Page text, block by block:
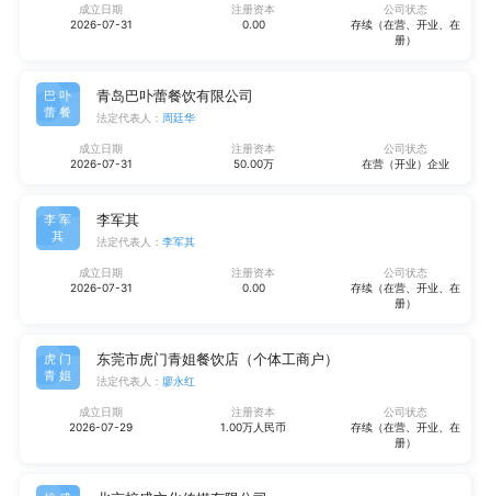
成立日期
2026-07-31
注册资本
0.00
公司状态
存续（在营、开业、在
册）
巴卟
蕾餐
青岛巴卟蕾餐饮有限公司
法定代表人： 周廷华
成立日期
2026-07-31
注册资本
50.00万
公司状态
在营（开业）企业
李军
其
李军其
法定代表人： 李军其
成立日期
2026-07-31
注册资本
0.00
公司状态
存续（在营、开业、在
册）
虎门
青姐
东莞市虎门青姐餐饮店（个体工商户）
法定代表人： 廖永红
成立日期
2026-07-29
注册资本
1.00万人民币
公司状态
存续（在营、开业、在
册）